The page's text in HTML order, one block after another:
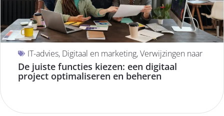
IT-advies, Digitaal en marketing,Verwijzingen naar
De juiste functies kiezen: een digitaal
project optimaliseren en beheren